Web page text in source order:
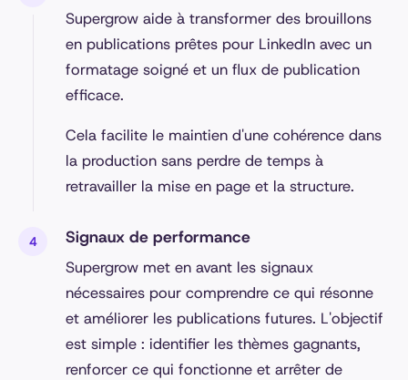
Supergrow aide à transformer des brouillons
en publications prêtes pour LinkedIn avec un
formatage soigné et un flux de publication
efficace.
Cela facilite le maintien d'une cohérence dans
la production sans perdre de temps à
retravailler la mise en page et la structure.
Signaux de performance
Supergrow met en avant les signaux
nécessaires pour comprendre ce qui résonne
et améliorer les publications futures. L'objectif
est simple : identifier les thèmes gagnants,
renforcer ce qui fonctionne et arrêter de